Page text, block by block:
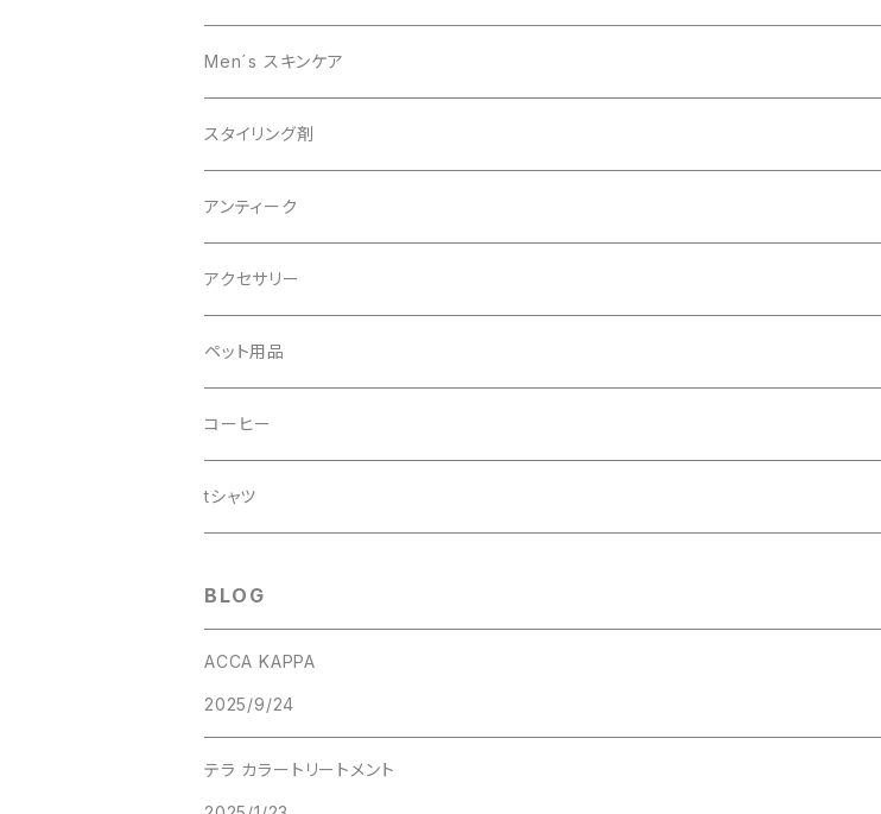
スキャルプケア
Men´s スキンケア
男性美容
オーガニック
スタイリング剤
アンティーク
アクセサリー
ペット用品
ドッグシャンプー
コーヒー
tシャツ
BLOG
ACCA KAPPA
2025/9/24
テラ カラートリートメント